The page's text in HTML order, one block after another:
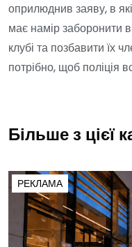
оприлюднив заяву, в
має намір заборонити
клубі та позбавити їх
потрібно, щоб поліція
Більше з цієї
РЕКЛАМА